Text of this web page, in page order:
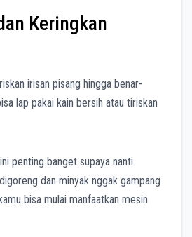
Keringkan
irisan pisang hingga benar-
lap pakai kain bersih atau tiriskan
penting banget supaya nanti
dan minyak nggak gampang
bisa mulai manfaatkan mesin